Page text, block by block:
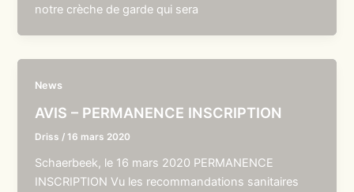
notre crèche de garde qui sera
News
AVIS – PERMANENCE INSCRIPTION
Driss /16 mars 2020
Schaerbeek, le 16 mars 2020 PERMANENCE
INSCRIPTION Vu les recommandations sanitaires